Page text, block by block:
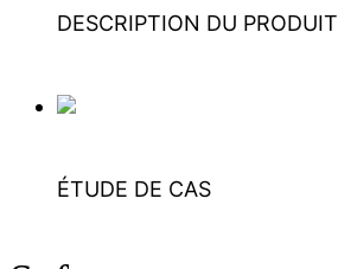
DESCRIPTION DU PRODUIT
ÉTUDE DE CAS